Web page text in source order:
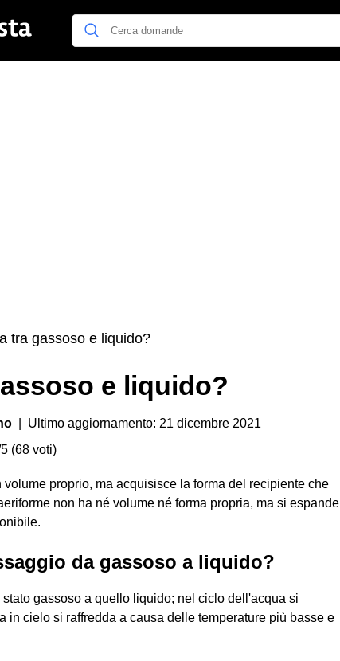
tra gassoso e liquido?
e liquido?
| Ultimo aggiornamento: 21 dicembre 2021
(68 voti)
proprio, ma acquisisce la forma del recipiente che
non ha né volume né forma propria, ma si espande
da gassoso a liquido?
gassoso a quello liquido; nel ciclo dell'acqua si
in cielo si raffredda a causa delle temperature più basse e